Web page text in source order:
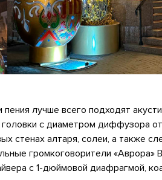
лучше всего подходят
с диаметром диффузора
стенах алтаря, солеи, а также
громкоговорители «Аврора»
с 1-дюймовой диафрагмой,